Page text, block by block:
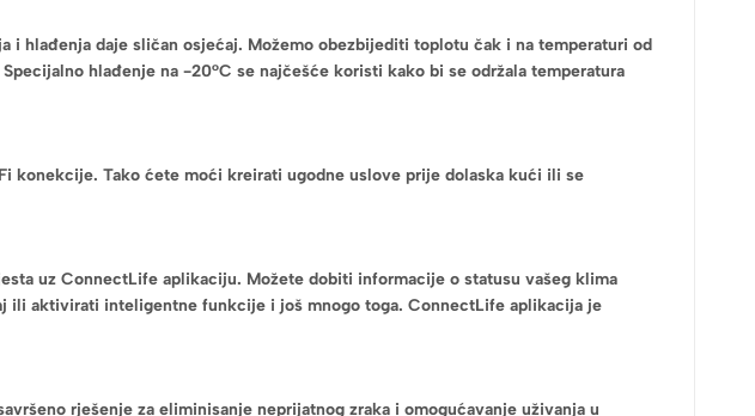
i hlađenja daje sličan osjećaj. Možemo obezbijediti toplotu čak i na temperaturi od
hlađenje na -20°C se najčešće koristi kako bi se održala temperatura
konekcije. Tako ćete moći kreirati ugodne uslove prije dolaska kući ili se
uz ConnectLife aplikaciju. Možete dobiti informacije o statusu vašeg klima
ili aktivirati inteligentne funkcije i još mnogo toga. ConnectLife aplikacija je
rješenje za eliminisanje neprijatnog zraka i omogućavanje uživanja u